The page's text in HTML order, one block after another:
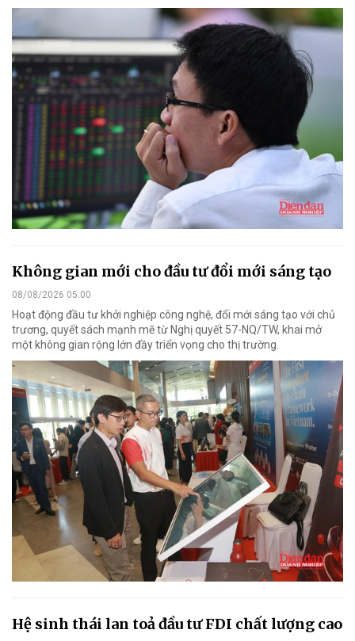
Không gian mới cho đầu tư đổi mới sáng tạo
08/08/2026 05:00
Hoạt động đầu tư khởi nghiệp công nghệ, đổi mới sáng tạo với chủ
trương, quyết sách mạnh mẽ từ Nghị quyết 57-NQ/TW, khai mở
một không gian rộng lớn đầy triển vọng cho thị trường.
Hệ sinh thái lan toả đầu tư FDI chất lượng cao